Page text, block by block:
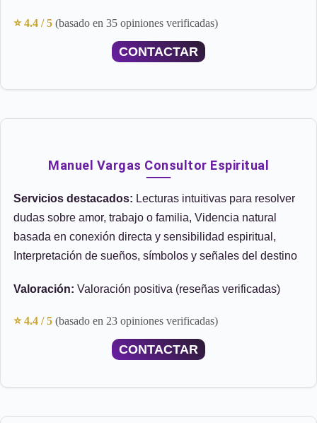
⭐ 4.4 / 5 (basado en 35 opiniones verificadas)
CONTACTAR
Manuel Vargas Consultor Espiritual
Servicios destacados: Lecturas intuitivas para resolver
dudas sobre amor, trabajo o familia, Videncia natural
basada en conexión directa y sensibilidad espiritual,
Interpretación de sueños, símbolos y señales del destino
Valoración: Valoración positiva (reseñas verificadas)
⭐ 4.4 / 5 (basado en 23 opiniones verificadas)
CONTACTAR